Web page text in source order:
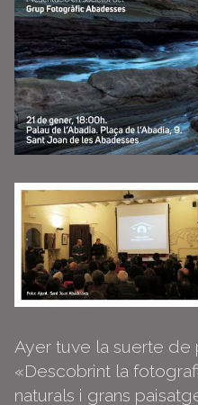
Ayer tuve la suerte de
«Descobrint la
naturals i grans